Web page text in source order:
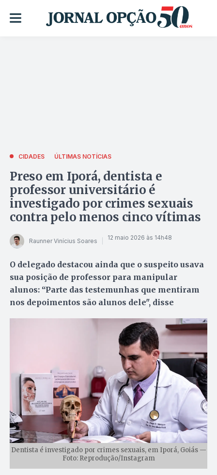
CIDADES ÚLTIMAS NOTÍCIAS
Preso em Iporá, dentista e
professor universitário é
investigado por crimes sexuais
contra pelo menos cinco vítimas
Raunner Vinícius Soares 12 maio 2026 às 14h48
O delegado destacou ainda que o suspeito usava
sua posição de professor para manipular
alunos: “Parte das testemunhas que mentiram
nos depoimentos são alunos dele", disse
Dentista é investigado por crimes sexuais, em Iporá, Goiás —
Foto: Reprodução/Instagram